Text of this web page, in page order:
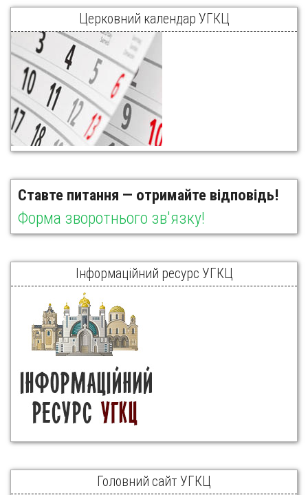
Церковний календар УГКЦ
Ставте питання — отримайте відповідь!
Форма зворотнього зв'язку!
Інформаційний ресурс УГКЦ
Головний сайт УГКЦ